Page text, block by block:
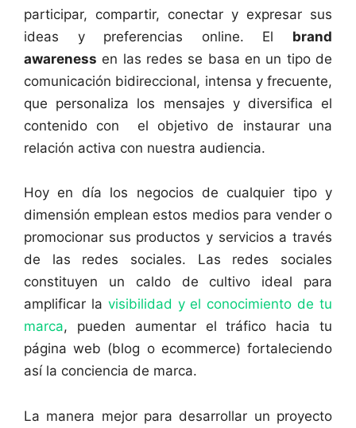
participar, compartir, conectar y expresar sus
ideas y preferencias online. El brand
awareness en las redes se basa en un tipo de
comunicación bidireccional, intensa y frecuente,
que personaliza los mensajes y diversifica el
contenido con el objetivo de instaurar una
relación activa con nuestra audiencia.
Hoy en día los negocios de cualquier tipo y
dimensión emplean estos medios para vender o
promocionar sus productos y servicios a través
de las redes sociales. Las redes sociales
constituyen un caldo de cultivo ideal para
amplificar la visibilidad y el conocimiento de tu
marca, pueden aumentar el tráfico hacia tu
página web (blog o ecommerce) fortaleciendo
así la conciencia de marca.
La manera mejor para desarrollar un proyecto